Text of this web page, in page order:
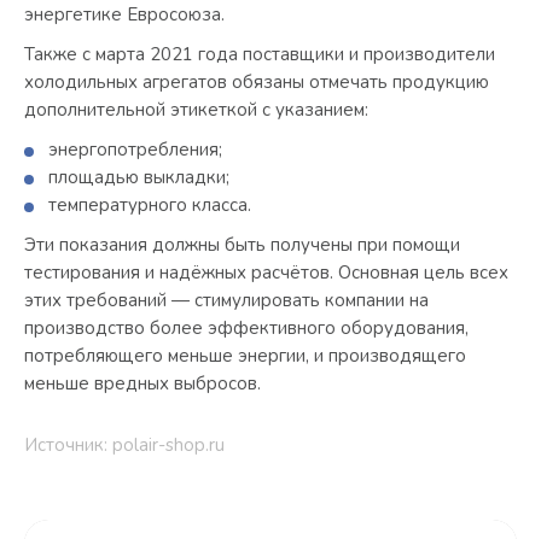
энергетике Евросоюза.
Также с марта 2021 года поставщики и производители
холодильных агрегатов обязаны отмечать продукцию
дополнительной этикеткой с указанием:
энергопотребления;
площадью выкладки;
температурного класса.
Эти показания должны быть получены при помощи
тестирования и надёжных расчётов. Основная цель всех
этих требований — стимулировать компании на
производство более эффективного оборудования,
потребляющего меньше энергии, и производящего
меньше вредных выбросов.
Источник: polair-shop.ru